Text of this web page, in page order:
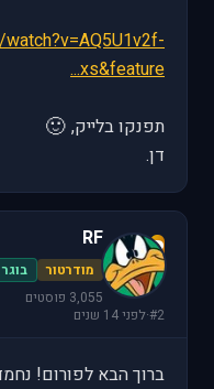
xs&feature...
תפנקו בלייק, 🙂
דן.
R
RF
מודרטור
3,055 פוסטים
#2
·לפני 14 שנים
ברוך הבא לפורום!